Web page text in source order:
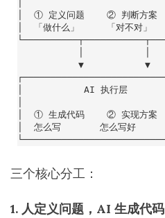
三个核心分工：
1. 人定义问题，AI 生成代码